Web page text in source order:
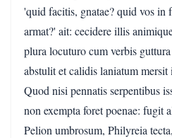
'quid facitis, gnatae? quid vos in
armat?' ait: cecidere illis
plura locuturo cum verbis
abstulit et calidis laniatum mersit
Quod nisi pennatis serpentibus
non exempta foret poenae: fugit
Pelion umbrosum, Philyreia